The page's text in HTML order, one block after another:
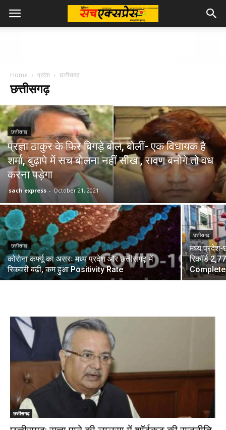
Home प्रदेश छत्तीसगढ़
छत्तीसगढ़
छत्तीसगढ़
प्रज्ञा ठाकुर के फिर बिगड़े बोल, बोलीं- एक विधायक है
शर्मा, बुढ़ापे में सच बोलना नहीं सीखा, रावण बनोगे तो वध
करना पड़ेगा
sach express - October 21, 2021
छत्तीसगढ़
कोरोना कर्फ्यू का असरः मध्य प्रदेश और छत्तीसगढ़ में
रिकवरी बढ़ी, कम हुआ Positivity Rate
छत्तीसगढ़
मध्य प्रदेश-
रिकॉर्ड
छत्तीसगढ़